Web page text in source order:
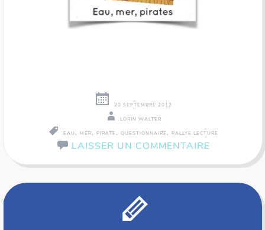
20 SEPTEMBRE 2012
LORIN WALTER
EAU , MER, PIRATE , QUESTIONNAIRE , RALLYE LECTURE
LAISSER UN COMMENTAIRE